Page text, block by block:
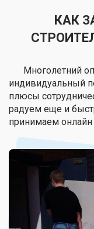
КАК
Многолетний
индивидуальный
плюсы
радуем еще и
принимаем онлайн